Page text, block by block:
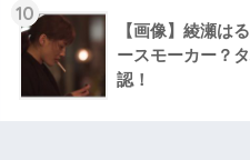
10
【画像】綾瀬は
ースモーカー？
認！